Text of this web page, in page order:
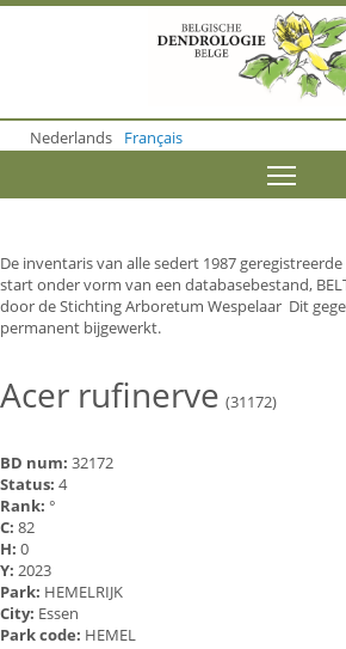
o
m
o
n
t
e
n
Nederlands Français
De inventaris van alle sedert 1987
start onder vorm van een databasebestand,
door de Stichting Arboretum Wespelaar Dit
permanent bijgewerkt.
Acer rufinerve (31172)
BD num: 32172
Status: 4
Rank: °
C: 82
H: 0
Y: 2023
Park: HEMELRIJK
City: Essen
Park code: HEMEL